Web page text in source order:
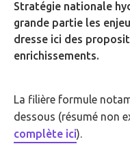
Stratégie nationale
grande partie les
dresse ici des
enrichissements.
La filière formule
dessous (résumé non
complète ici).